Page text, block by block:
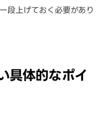
段上げておく必要があり
具体的なポイ